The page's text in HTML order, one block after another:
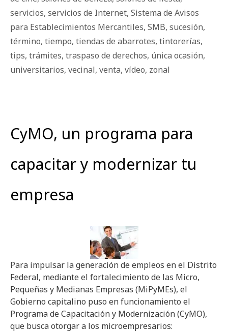
servicios, servicios de Internet, Sistema de Avisos
para Establecimientos Mercantiles, SMB, sucesión,
término, tiempo, tiendas de abarrotes, tintorerías,
tips, trámites, traspaso de derechos, única ocasión,
universitarios, vecinal, venta, vídeo, zonal
CyMO, un programa para
capacitar y modernizar tu
empresa
Para impulsar la generación de empleos en el Distrito
Federal, mediante el fortalecimiento de las Micro,
Pequeñas y Medianas Empresas (MiPyMEs), el
Gobierno capitalino puso en funcionamiento el
Programa de Capacitación y Modernización (CyMO),
que busca otorgar a los microempresarios: